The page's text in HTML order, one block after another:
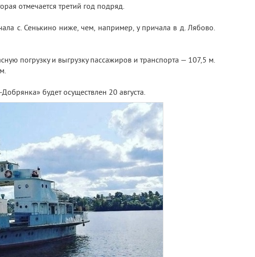
отмечается третий год подряд.
с. Сенькино ниже, чем, например, у причала в д. Лябово.
погрузку и выгрузку пассажиров и транспорта — 107,5 м.
будет осуществлен 20 августа.